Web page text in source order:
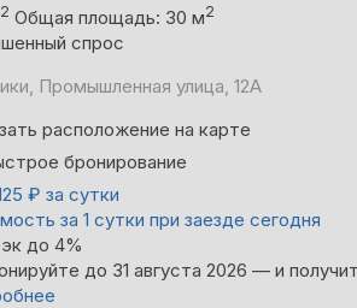
2 Общая площадь: 30 м2
спрос
Промышленная улица, 12А
расположение на карте
бронирование
₽ за сутки
за 1 сутки при заезде сегодня
до 4%
до 31 августа 2026 — и